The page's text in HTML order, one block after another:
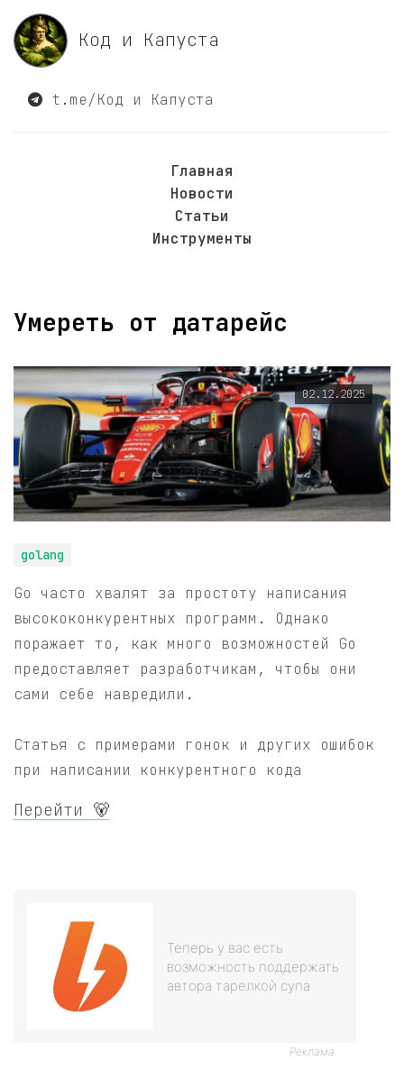
Код и Капуста
t.me/Код и Капуста
Главная
Новости
Статьи
Инструменты
Умереть от датарейс
02.12.2025
golang
Go часто хвалят за простоту написания
высококонкурентных программ. Однако
поражает то, как много возможностей Go
предоставляет разработчикам, чтобы они
сами себе навредили.
Статья с примерами гонок и других ошибок
при написании конкурентного кода
Перейти 🐻
Теперь у вас есть
возможность поддержать
автора тарелкой супа
Реклама